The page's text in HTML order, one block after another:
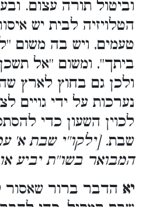
וביטול תורה עצום.
הטלויזיה לבית יש
טעמים, ויש בה משום
ביתך'', ומשום ''אל
ולכן גם בחוץ לארץ
נערכות על ידי גויים
לכוין השעון כדי
שבת. [ילקו''י שבת א'
המבואר בשו''ת יביע
יא הדבר ברור שאסור